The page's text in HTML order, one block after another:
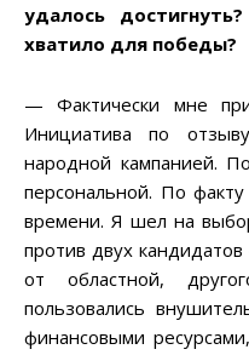
удалось достигнуть
хватило для победы?
— Фактически мне
Инициатива по
народной кампанией.
персональной. По
времени. Я шел на
против двух
от областной,
пользовались
финансовыми